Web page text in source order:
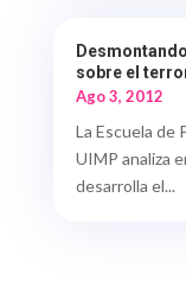
sobre el
Ago 3, 2012
La Escuela de
UIMP analiza
desarrolla el...